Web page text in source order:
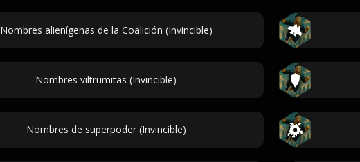
Nombres alienígenas de la Coalición (Invincible)
Nombres viltrumitas (Invincible)
Nombres de superpoder (Invincible)